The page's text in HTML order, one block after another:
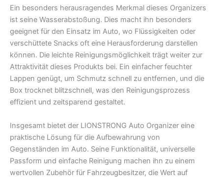
Ein besonders herausragendes Merkmal dieses Organizers
ist seine Wasserabstoßung. Dies macht ihn besonders
geeignet für den Einsatz im Auto, wo Flüssigkeiten oder
verschüttete Snacks oft eine Herausforderung darstellen
können. Die leichte Reinigungsmöglichkeit trägt weiter zur
Attraktivität dieses Produkts bei. Ein einfacher feuchter
Lappen genügt, um Schmutz schnell zu entfernen, und die
Box trocknet blitzschnell, was den Reinigungsprozess
effizient und zeitsparend gestaltet.
Insgesamt bietet der LIONSTRONG Auto Organizer eine
praktische Lösung für die Aufbewahrung von
Gegenständen im Auto. Seine Funktionalität, universelle
Passform und einfache Reinigung machen ihn zu einem
wertvollen Zubehör für Fahrzeugbesitzer, die Wert auf